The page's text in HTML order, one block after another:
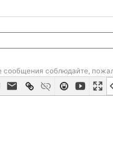
сообщения соблюдайте,